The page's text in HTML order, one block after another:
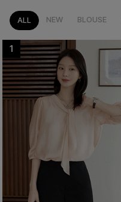
ALL NEW BLOUSE